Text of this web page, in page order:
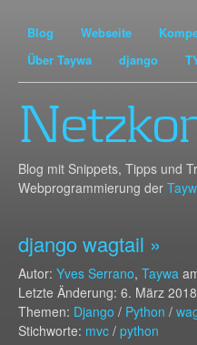
Blog Webseite
Über Taywa
django
Blog mit Snippets, Tipps und
Webprogrammierung der
django wagtail »
Autor: Yves Serrano, Taywa
Letzte Änderung: 6. März 2018
Themen: Django / Python /
Stichworte: mvc / python